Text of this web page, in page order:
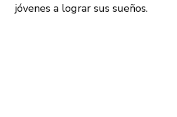
jóvenes a lograr sus sueños.